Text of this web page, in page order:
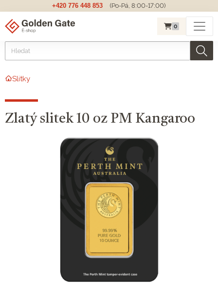
+420 776 448 853 (Po-Pá, 8:00-17:00)
0
Slitky
Zlatý slitek 10 oz PM Kangaroo